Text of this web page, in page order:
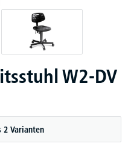
W2-DV
2 Varianten